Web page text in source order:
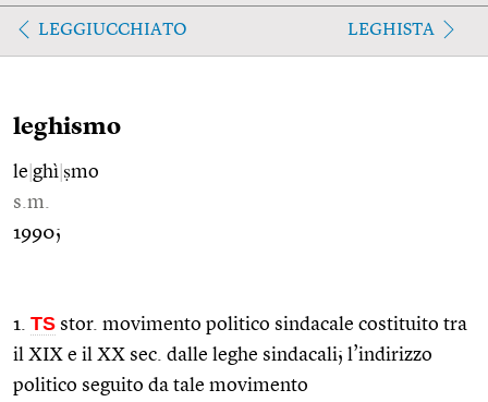
LEGGIUCCHIATO LEGHISTA
leghismo
le ghì ṣmo
s.m.
1990;
1. TS stor. movimento politico sindacale costituito tra
il XIX e il XX sec. dalle leghe sindacali; l’indirizzo
politico seguito da tale movimento